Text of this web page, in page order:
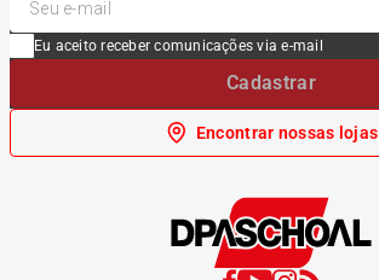
Eu aceito receber comunicações via e-mail
Cadastrar
Encontrar nossas lojas